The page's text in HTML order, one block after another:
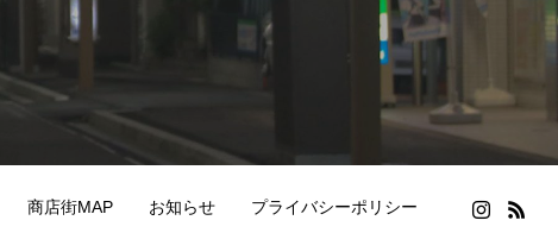
商店街MAP お知らせ プライバシーポリシー